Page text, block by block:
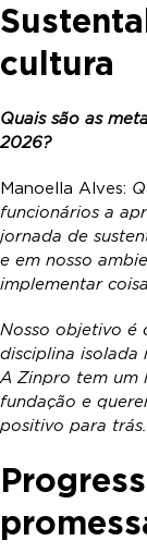
cultura
Quais são as
2026?
Manoella Alves:
funcionários a
jornada de
e em nosso
implementar
Nosso objetivo é
disciplina isolada
A Zinpro tem um
fundação e
positivo para trás.